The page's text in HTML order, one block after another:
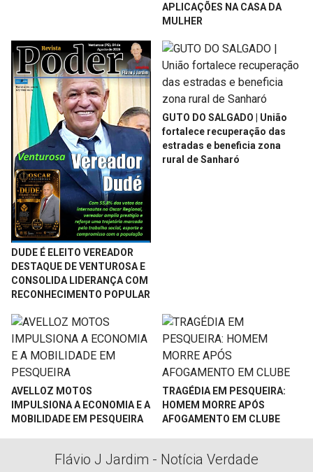
APLICAÇÕES NA CASA DA
MULHER
DUDE É ELEITO VEREADOR
DESTAQUE DE VENTUROSA E
CONSOLIDA LIDERANÇA COM
RECONHECIMENTO POPULAR
GUTO DO SALGADO | União
fortalece recuperação das
estradas e beneficia zona
rural de Sanharó
AVELLOZ MOTOS
IMPULSIONA A ECONOMIA E A
MOBILIDADE EM PESQUEIRA
TRAGÉDIA EM PESQUEIRA:
HOMEM MORRE APÓS
AFOGAMENTO EM CLUBE
Flávio J Jardim - Notícia Verdade